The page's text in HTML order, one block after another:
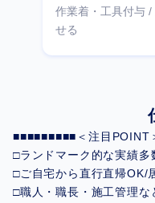
作業着・工具付与
せる
■■■■■■■■■＜注目POINT
□ランドマーク的な実績多
□ご自宅から直行直帰OK/
□職人・職長・施工管理